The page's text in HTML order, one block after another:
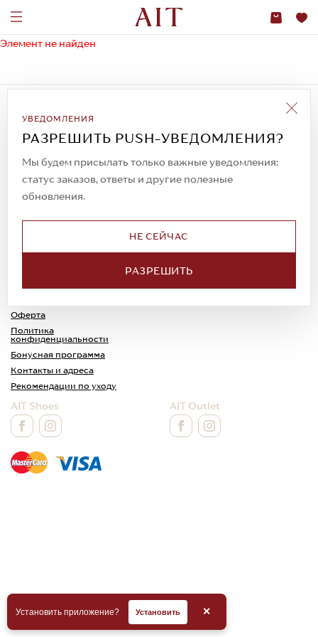
Элемент не найден
УВЕДОМЛЕНИЯ
РАЗРЕШИТЬ PUSH-УВЕДОМЛЕНИЯ?
Мы будем присылать только важные уведомления:
статус заказов, ответы и другие полезные
обновления.
НЕ СЕЙЧАС
РАЗРЕШИТЬ
Всегда будьте в курсе новых акций и
спецпредложений!
О нас
Оферта
Политика
конфиденциальности
Примерка
Обмен и возврат
Бонусная программа
Контакты и адреса
Рекомендации по уходу
AIT Shoes AIT Outlet
Установить приложение? Установить ✕